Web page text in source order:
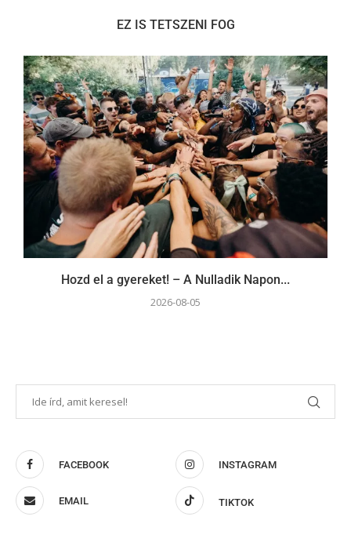
EZ IS TETSZENI FOG
Hozd el a gyereket! – A Nulladik Napon...
2026-08-05
FACEBOOK INSTAGRAM
EMAIL TIKTOK